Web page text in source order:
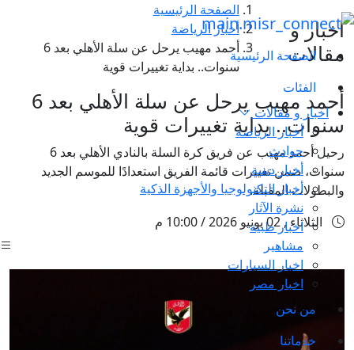
الصفحة الرئيسية
الفئات
اخبار و مقالات
أخبار الرياضة
حوادث
أخبار دينية
أخبار التكنولوجيا والأجهزة الذكية
نشرة الآثار
اخبار طبية
مشاهير
اخبار السيارات
اخبار مصر
من نحن
خدماتنا
اخبار و
مقالات
الصفحة الرئيسية
أخبار الرياضة
أحمد مهيب يرحل عن سلة الأهلي بعد 6
سنوات.. بداية تغييرات قوية
أحمد مهيب يرحل عن سلة الأهلي بعد 6
سنوات.. بداية تغييرات قوية
رحيل أحمد مهيب عن فريق كرة السلة بالنادي الأهلي بعد 6
سنوات، ضمن تغييرات قائمة الفريق استعدادًا للموسم الجديد
والبطولات المقبلة.
الثلاثاء , 02 يونيو 2026 / 10:00 م